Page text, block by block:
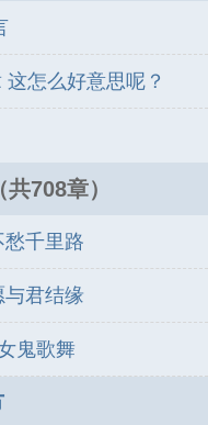
这怎么好意思呢？
708章）
千里路
君结缘
鬼歌舞